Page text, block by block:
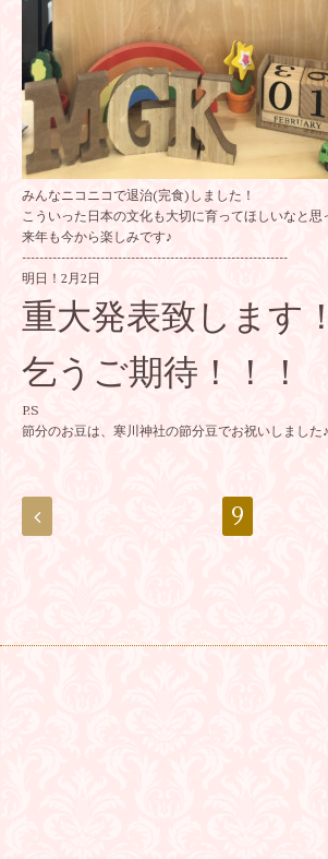
みんなニコニコで退治(完食)しました！
こういった日本の文化も大切に育ってほしいなと思
来年も今から楽しみです♪
-------------------------------------------------------------
明日！2月2日
重大発表致します
乞うご期待！！！
P.S
節分のお豆は、寒川神社の節分豆でお祝いしました♪
9